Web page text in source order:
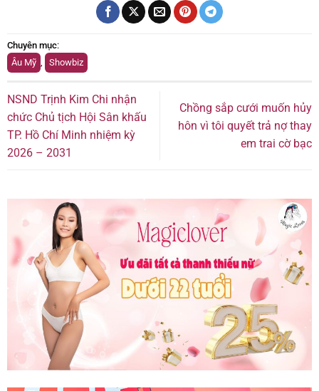
Chuyên mục:
Âu Mỹ
Showbiz
NSND Trịnh Kim Chi nhận
chức Chủ tịch Hội Sân khấu
TP. Hồ Chí Minh nhiệm kỳ
2026 – 2031
Chồng sắp cưới muốn hủy
hôn vì tôi quyết trả nợ thay
em trai cờ bạc